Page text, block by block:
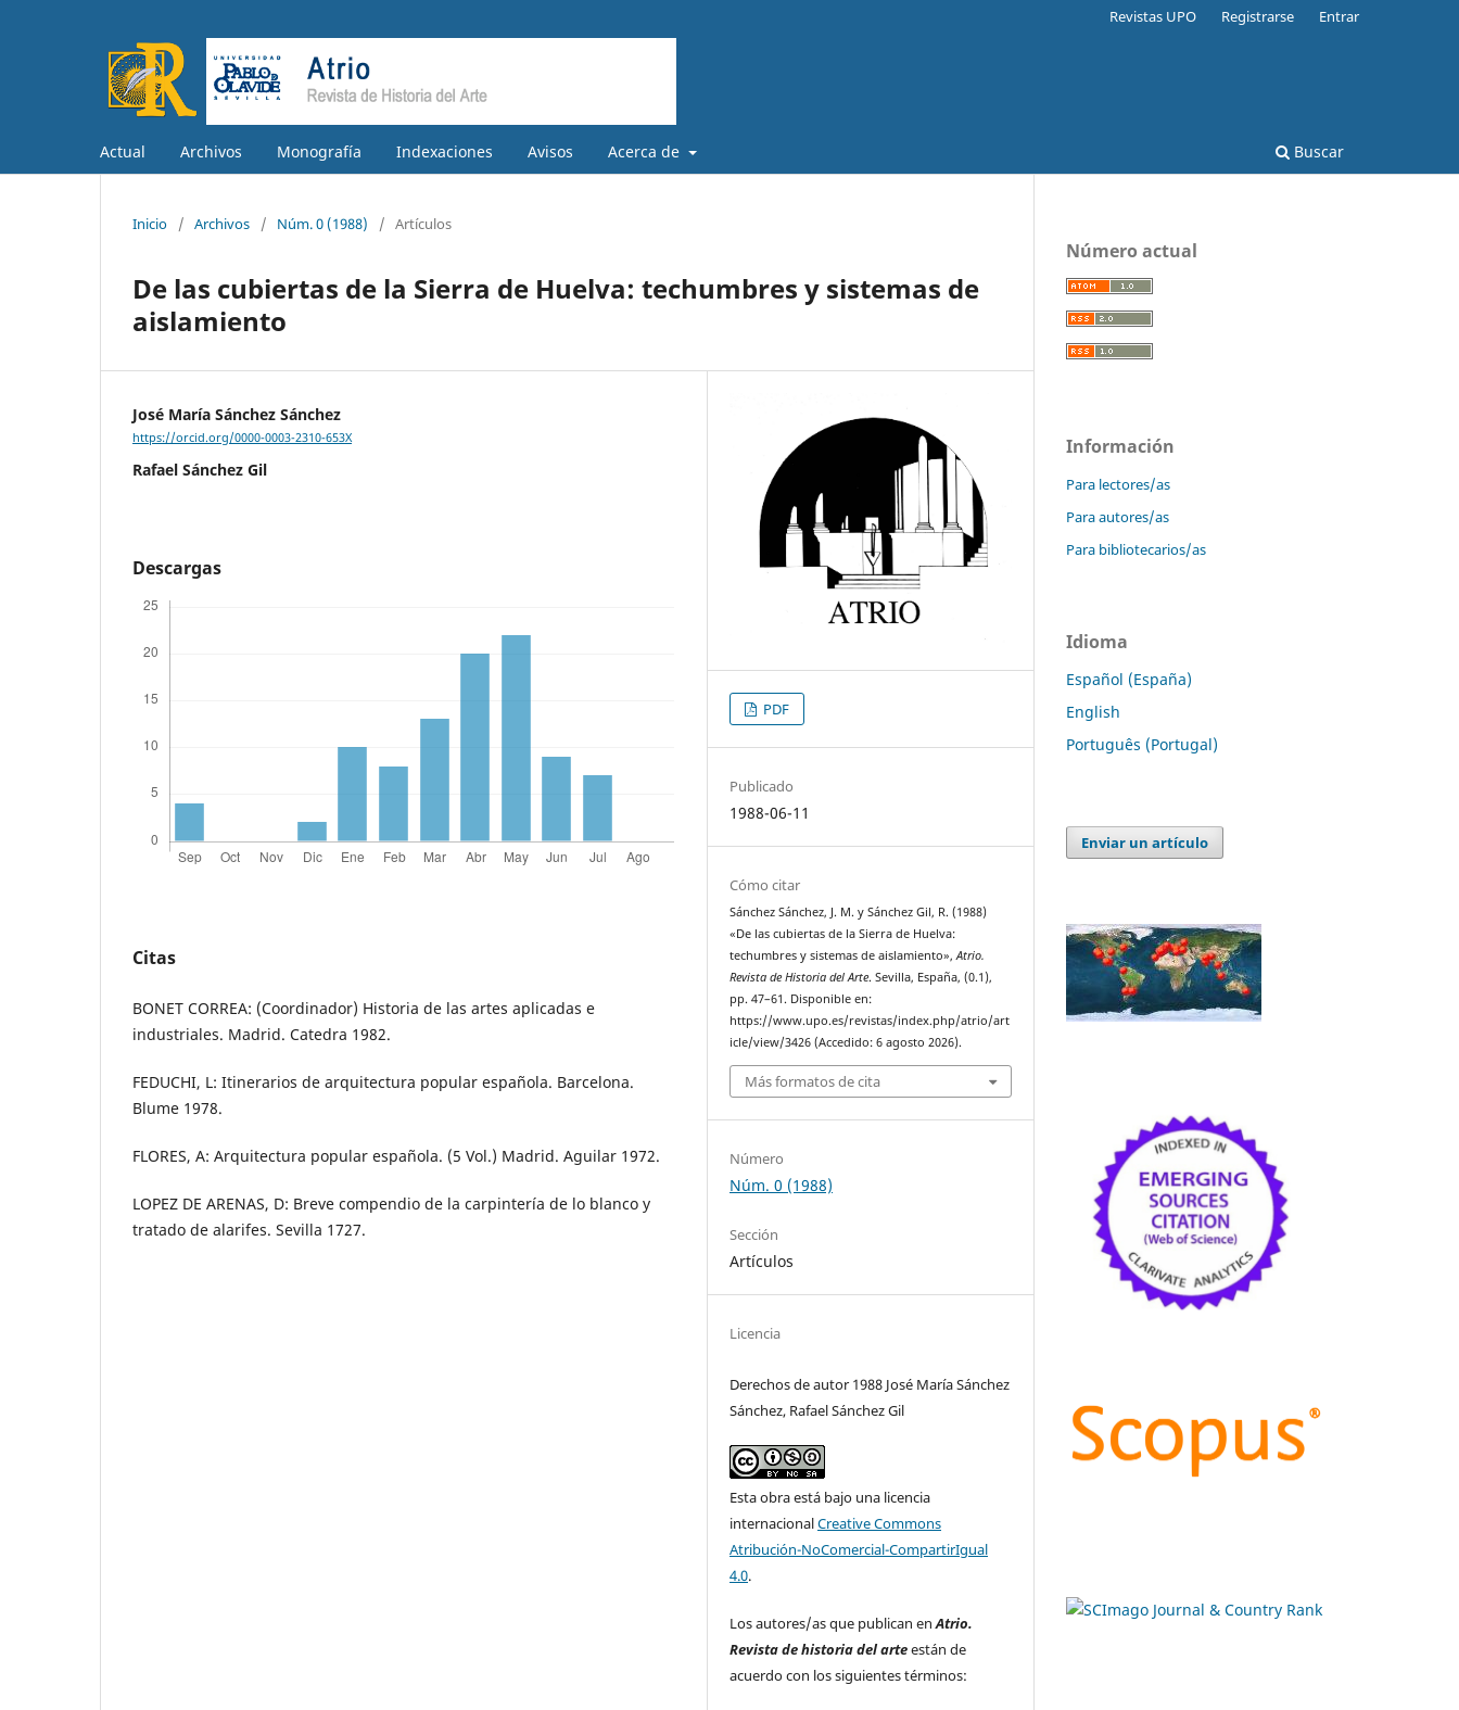
Actual Archivos Monografía Indexaciones Avisos Acerca de Buscar
Revistas UPO Registrarse Entrar
Inicio / Archivos / Núm. 0 (1988) / Artículos
De las cubiertas de la Sierra de Huelva: techumbres y sistemas de
aislamiento
José María Sánchez Sánchez
https://orcid.org/0000-0003-2310-653X
Rafael Sánchez Gil
Descargas
Citas
BONET CORREA: (Coordinador) Historia de las artes aplicadas e
industriales. Madrid. Catedra 1982.
FEDUCHI, L: Itinerarios de arquitectura popular española. Barcelona.
Blume 1978.
FLORES, A: Arquitectura popular española. (5 Vol.) Madrid. Aguilar 1972.
LOPEZ DE ARENAS, D: Breve compendio de la carpintería de lo blanco y
tratado de alarifes. Sevilla 1727.
PDF
Publicado
1988-06-11
Cómo citar
Sánchez Sánchez, J. M. y Sánchez Gil, R. (1988)
«De las cubiertas de la Sierra de Huelva:
techumbres y sistemas de aislamiento»,Atrio.
Revista de Historia del Arte. Sevilla, España, (0.1),
pp. 47–61. Disponible en:
https://www.upo.es/revistas/index.php/atrio/art
icle/view/3426 (Accedido: 6 agosto 2026).
Más formatos de cita
Número
Núm. 0 (1988)
Sección
Artículos
Licencia
Derechos de autor 1988 José María Sánchez
Sánchez, Rafael Sánchez Gil
Esta obra está bajo una licencia
internacionalCreative Commons
Atribución-NoComercial-CompartirIgual
4.0.
Los autores/as que publican enAtrio.
Revista de historia del arteestán de
acuerdo con los siguientes términos:
Número actual
Información
Para lectores/as
Para autores/as
Para bibliotecarios/as
Idioma
Español (España)
English
Português (Portugal)
Enviar un artículo